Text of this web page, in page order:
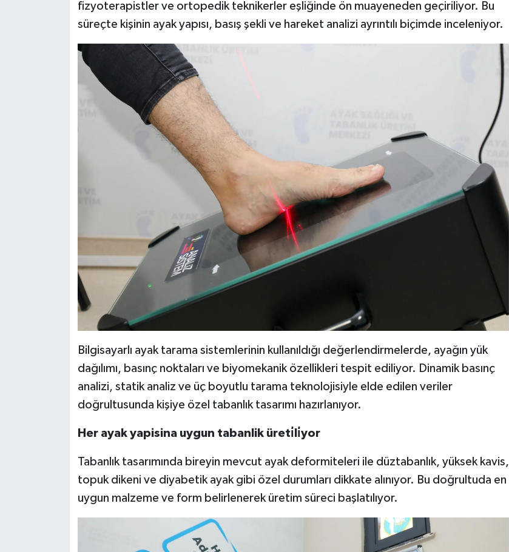
fizyoterapistler ve ortopedik teknikerler eşliğinde ön muayeneden geçiriliyor. Bu
süreçte kişinin ayak yapısı, basış şekli ve hareket analizi ayrıntılı biçimde inceleniyor.
Bilgisayarlı ayak tarama sistemlerinin kullanıldığı değerlendirmelerde, ayağın yük
dağılımı, basınç noktaları ve biyomekanik özellikleri tespit ediliyor. Dinamik basınç
analizi, statik analiz ve üç boyutlu tarama teknolojisiyle elde edilen veriler
doğrultusunda kişiye özel tabanlık tasarımı hazırlanıyor.
Her ayak yapisina uygun tabanlik üreti̇li̇yor
Tabanlık tasarımında bireyin mevcut ayak deformiteleri ile düztabanlık, yüksek kavis,
topuk dikeni ve diyabetik ayak gibi özel durumları dikkate alınıyor. Bu doğrultuda en
uygun malzeme ve form belirlenerek üretim süreci başlatılıyor.